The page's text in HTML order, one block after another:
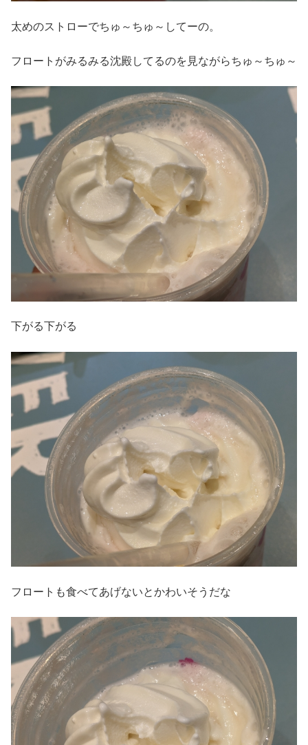
太めのストローでちゅ～ちゅ～してーの。
フロートがみるみる沈殿してるのを見ながらちゅ～ちゅ～
下がる下がる
フロートも食べてあげないとかわいそうだな